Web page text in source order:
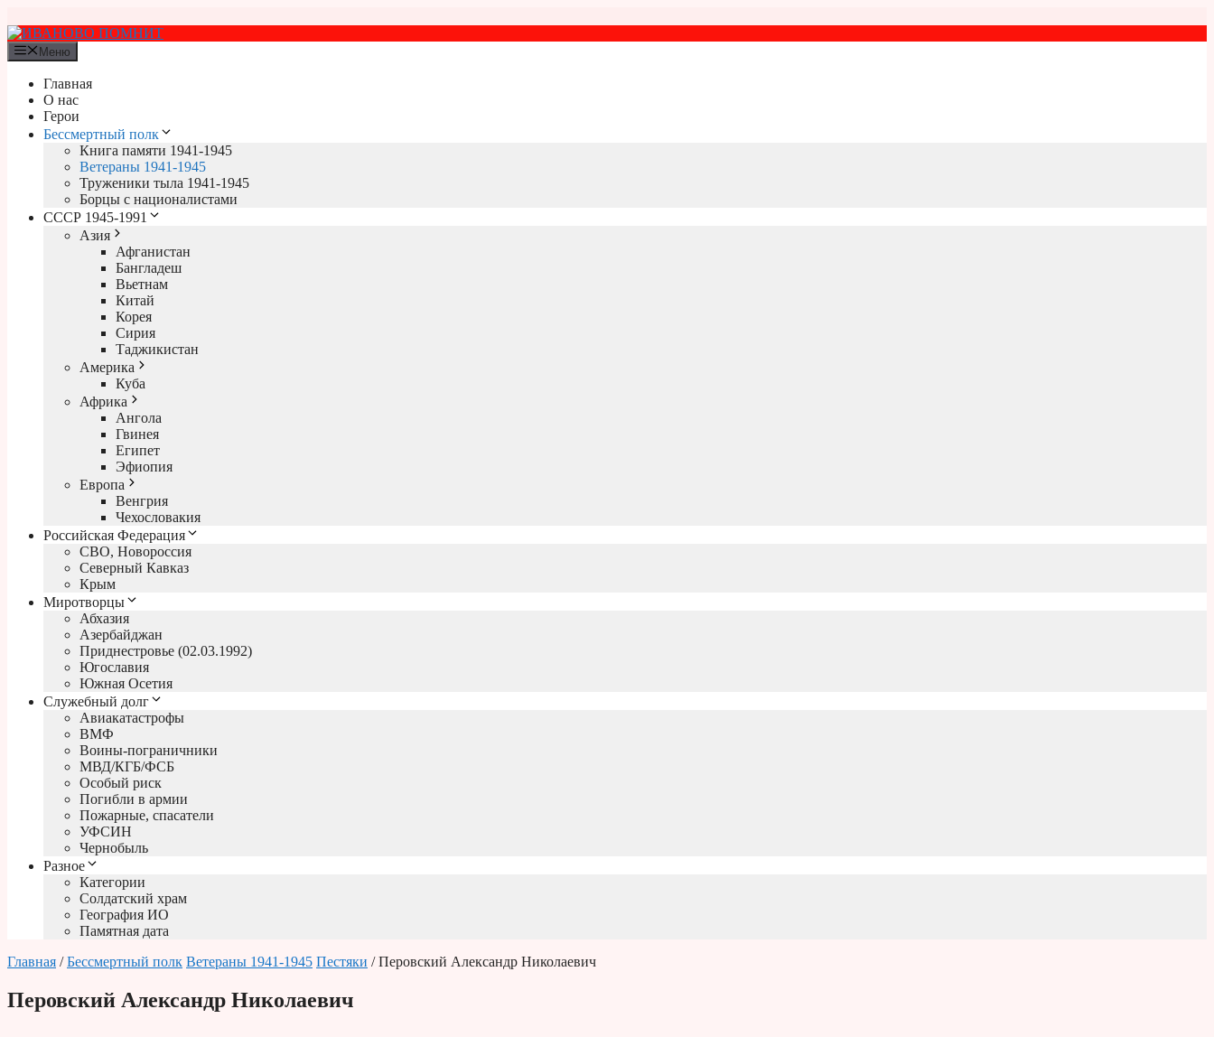
к
содержимому
Меню
Главная
О нас
Герои
Бессмертный полк
Книга памяти 1941-1945
Ветераны 1941-1945
Труженики тыла 1941-1945
Борцы с националистами
СССР 1945-1991
Азия
Афганистан
Бангладеш
Вьетнам
Китай
Корея
Сирия
Таджикистан
Америка
Куба
Африка
Ангола
Гвинея
Египет
Эфиопия
Европа
Венгрия
Чехословакия
Российская Федерация
СВО, Новороссия
Северный Кавказ
Крым
Миротворцы
Абхазия
Азербайджан
Приднестровье (02.03.1992)
Югославия
Южная Осетия
Служебный долг
Авиакатастрофы
ВМФ
Воины-пограничники
МВД/КГБ/ФСБ
Особый риск
Погибли в армии
Пожарные, спасатели
УФСИН
Чернобыль
Разное
Категории
Солдатский храм
География ИО
Памятная дата
Главная /Бессмертный полк Ветераны 1941-1945 Пестяки / Перовский Александр Николаевич
Перовский Александр Николаевич